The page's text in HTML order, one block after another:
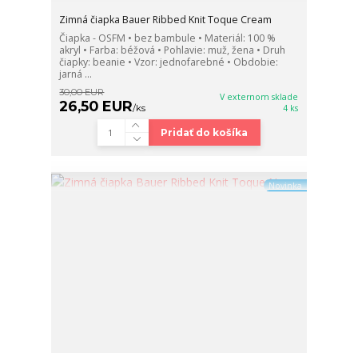
Zimná čiapka Bauer Ribbed Knit Toque Cream
Čiapka - OSFM • bez bambule • Materiál: 100 %
akryl • Farba: béžová • Pohlavie: muž, žena • Druh
čiapky: beanie • Vzor: jednofarebné • Obdobie:
jarná ...
30,00 EUR
26,50 EUR/ks
V externom sklade
4 ks
Pridať do košíka
Novinka